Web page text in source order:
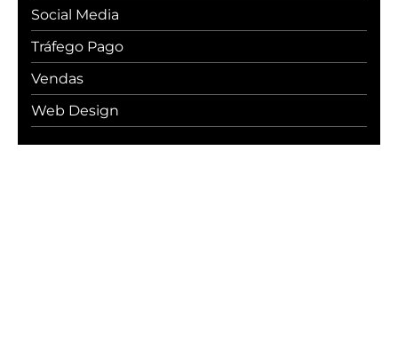
Social Media
Tráfego Pago
Vendas
Web Design